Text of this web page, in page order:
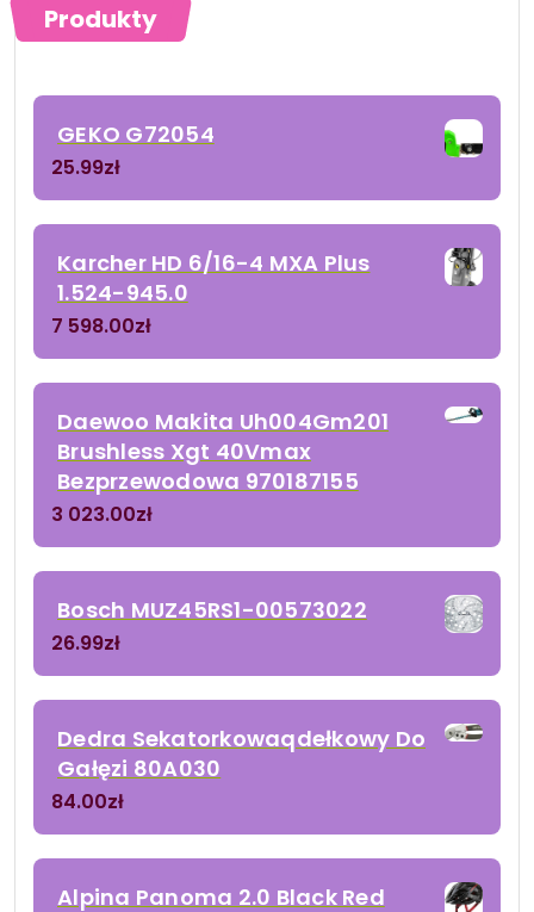
Produkty
GEKO G72054
25.99zł
Karcher HD 6/16-4 MXA Plus
1.524-945.0
7 598.00zł
Daewoo Makita Uh004Gm201
Brushless Xgt 40Vmax
Bezprzewodowa 970187155
3 023.00zł
Bosch MUZ45RS1-00573022
26.99zł
Dedra Sekatorkowaqdełkowy Do
Gałęzi 80A030
84.00zł
Alpina Panoma 2.0 Black Red